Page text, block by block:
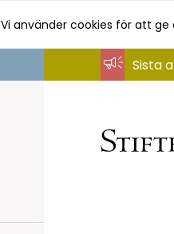
Vi använder cookies för att
Sista